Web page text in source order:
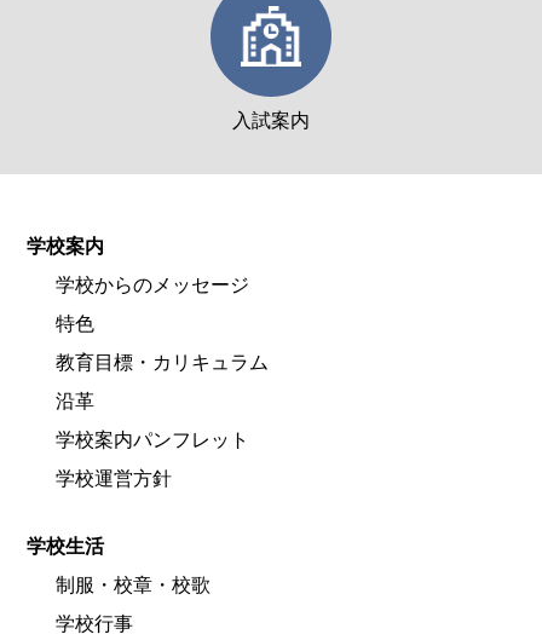
入試案内
学校案内
学校からのメッセージ
特色
教育目標・カリキュラム
沿革
学校案内パンフレット
学校運営方針
学校生活
制服・校章・校歌
学校行事